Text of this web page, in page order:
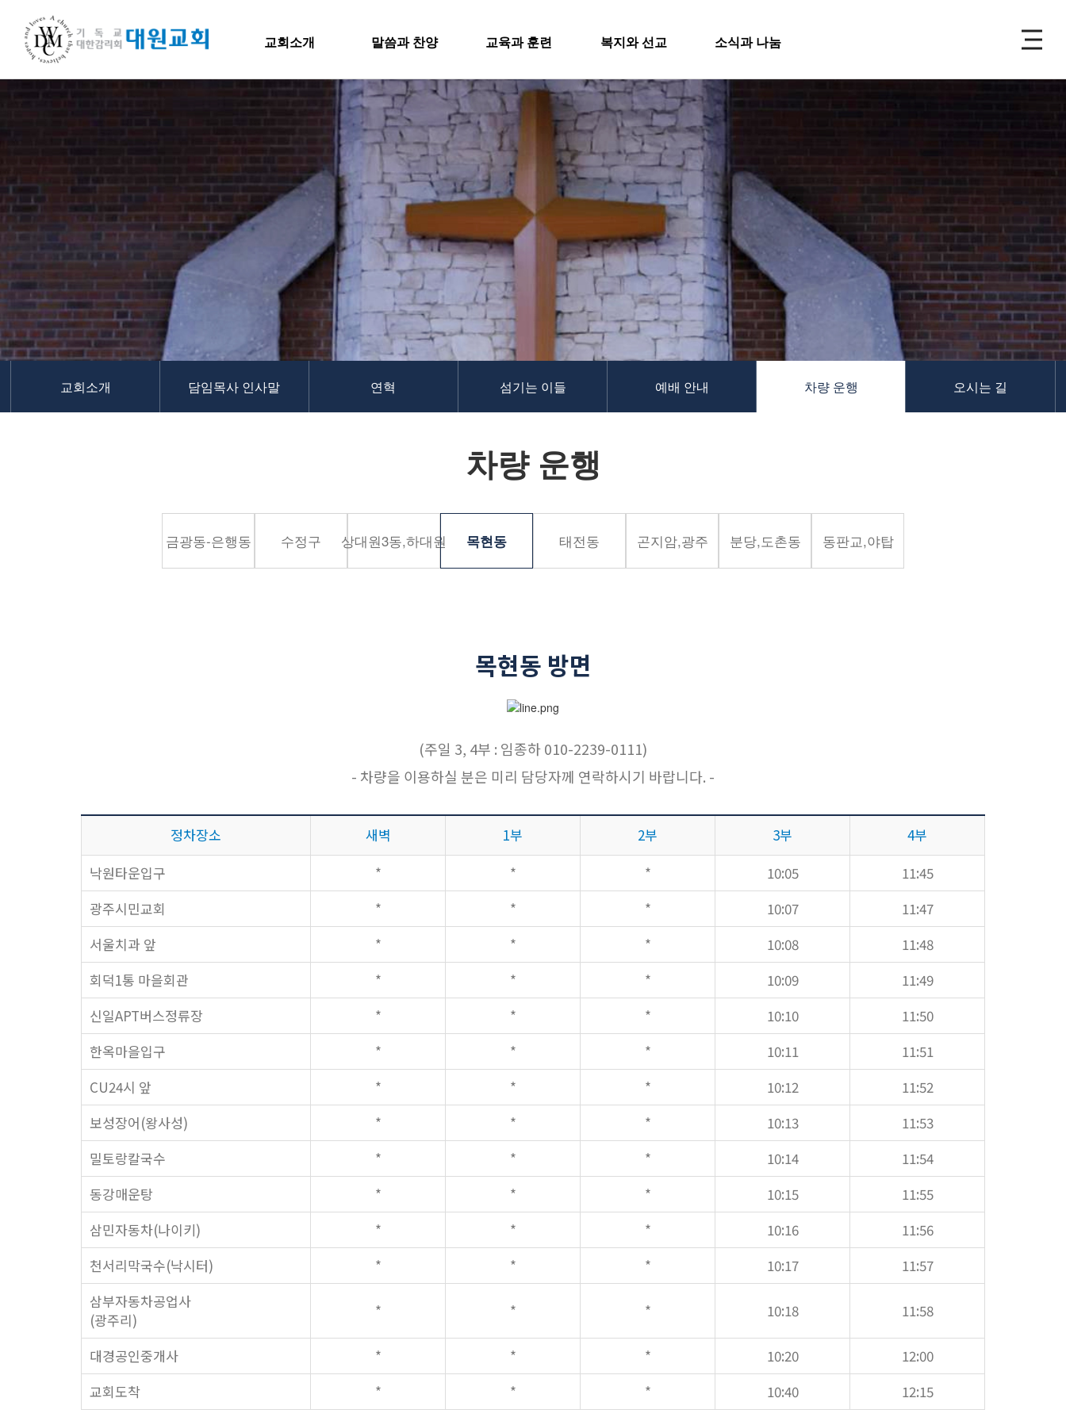
교회소개
교역자
사역자
장로
말씀과 찬양
주일설교
Hiel Worship
교육과 훈련
영아부
유치부
유년부
초등부
청소년부
대원 어와나 클럽
대원 크리스천 아카데미
복지와 선교
굿패밀리 복지재단
대원 전도대
스포츠선교회
국내선교
해외선교
법인후원금내역
소식과 나눔
교회주보
교회 앨범
행사 사진
새가족 사진
교우 가정 심방
공지사항
행정양식
SITEMAP
담임목사 인사말
연혁
1971~1996
2000~2009
2010~2019
2020~2023
섬기는 이들
교역자
사역자
장로
목현동
태전동
말씀과 찬양
주일설교
Hiel Worship
교육과 훈련
교회학교
영아부
초등부
청소년부
대원 어와나 클럽
청년부
대원 크리스천 아카데미
복지와 선교
굿패밀리 복지재단
대원 전도대
스포츠선교회
국내선교
해외선교
법인후원금내역
행사 사진
입성식 사진
새가족 사진
교우 가정 심방
공지사항
행정양식
교회소개 담임목사 인사말 연혁 섬기는 이들 예배 안내 차량 운행 오시는 길
차량 운행
금광동-은행동 수정구 상대원3동,하대원 목현동 태전동 곤지암,광주 분당,도촌동 동판교,야탑
목현동 방면
(주일 3, 4부 : 임종하 010-2239-0111)
- 차량을 이용하실 분은 미리 담당자께 연락하시기 바랍니다. -
정차장소 새벽 1부 2부 3부
4부
낙원타운입구
* * * 10:05
11:45
광주시민교회
* * * 10:07
11:47
서울치과 앞
* * * 10:08
11:48
회덕1통 마을회관
* * * 10:09
11:49
신일APT버스정류장
* * * 10:10
11:50
한옥마을입구
* * * 10:11
11:51
CU24시 앞
* * * 10:12
11:52
보성장어(왕사성)
* * * 10:13
11:53
밀토랑칼국수
* * * 10:14
11:54
동강매운탕
* * * 10:15
11:55
삼민자동차(나이키)
* * * 10:16
11:56
천서리막국수(낙시터)
* * * 10:17
11:57
삼부자동차공업사
(광주리)
* * * 10:18 11:58
대경공인중개사 * * * 10:20
12:00
교회도착
* * * 10:40 12:15